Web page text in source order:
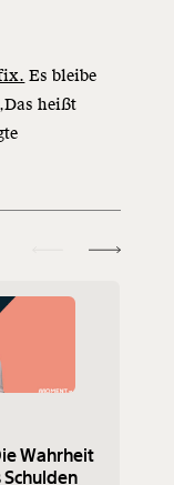
Es bleibe
heißt
Wahrheit